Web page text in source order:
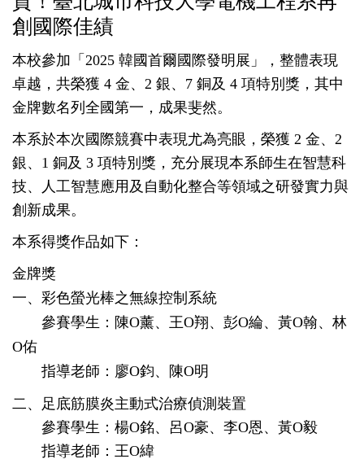
創國際佳績
本校參加「2025 韓國首爾國際發明展」，整體表現
卓越，共榮獲 4 金、2 銀、7 銅及 4 項特別獎，其中
金牌數名列全國第一，成果斐然。
本系於本次國際競賽中表現尤為亮眼，榮獲 2 金、2
銀、1 銅及 3 項特別獎，充分展現本系師生在智慧科
技、人工智慧應用及自動化整合等領域之研發實力與
創新成果。
本系得獎作品如下：
金牌獎
一、彩色螢光棒之無線控制系統
參賽學生：陳O薰、王O翔、彭O綸、黃O翰、林
O佑
指導老師：廖O鈞、陳O明
二、足底筋膜炎主動式治療偵測裝置
參賽學生：楊O銘、呂O豪、李O恩、黃O毅
指導老師：王O緯